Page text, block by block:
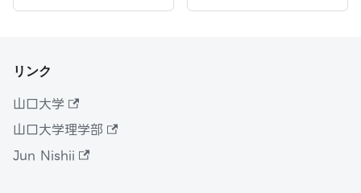
リンク
山口大学
山口大学理学部
Jun Nishii